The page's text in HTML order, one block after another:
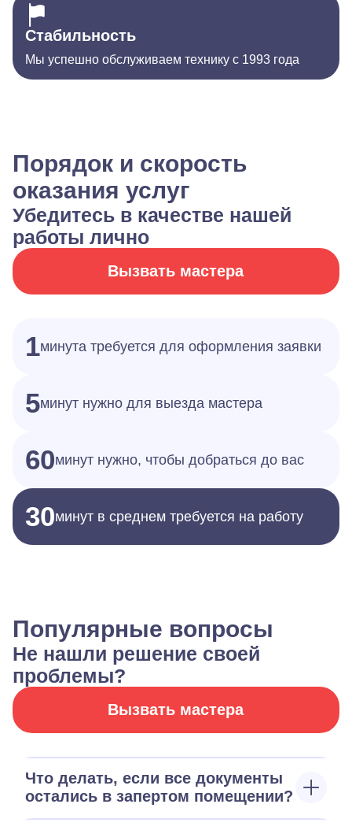
Стабильность
Мы успешно обслуживаем технику с 1993 года
Порядок и скорость
оказания услуг
Убедитесь в качестве нашей
работы лично
Вызвать мастера
1минута требуется для оформления заявки
5минут нужно для выезда мастера
60минут нужно, чтобы добраться до вас
30минут в среднем требуется на работу
Популярные вопросы
Не нашли решение своей
проблемы?
Вызвать мастера
Что делать, если все документы
остались в запертом помещении?